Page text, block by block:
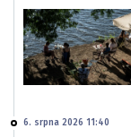
6. srpna 2026 11:40